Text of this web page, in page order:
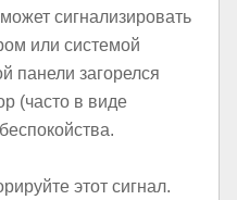
сигнализировать
или системой
панели загорелся
(часто в виде
этот сигнал.